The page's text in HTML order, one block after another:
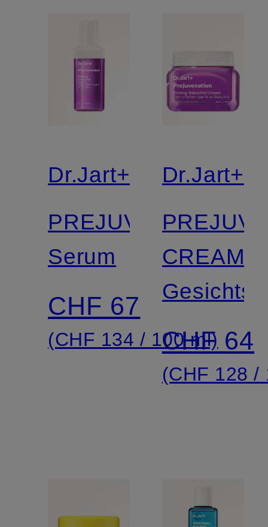
Dr.Jart+
PREJUVENATION
Serum
CHF 67
(CHF 134 / 100 ml)
Dr.Jart+
CREAM
CHF 64
(CHF 128 /